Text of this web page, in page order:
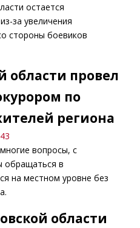
остается
за увеличения
стороны боевиков
области провел
по
региона
вопросы, с
обращаться в
на местном уровне без
области